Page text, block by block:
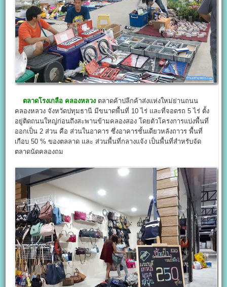
ตลาดโรงเกลือ คลองหลวง ตลาดค้าปลีกค้าส่งแห่งใหม่ย่านถนน
คลองหลวง จังหวัดปทุมธานี มีขนาดพื้นที่ 10 ไร่ และที่จอดรถ 5 ไร่ ตั้ง
อยู่ติดถนนใหญ่ก่อนถึงสะพานข้ามคลองสอง โดยตัวโครงการแบ่งพื้นที่
ออกเป็น 2 ส่วน คือ ส่วนในอาคาร ซึ่งอาคารชั้นเดียวหลังถาวร พื้นที่
เกือบ 50 % ของตลลาด และ ส่วนพื้นที่กลางแจ้ง เป็นพื้นที่สำหรับจัด
ตลาดนัดคลองถม